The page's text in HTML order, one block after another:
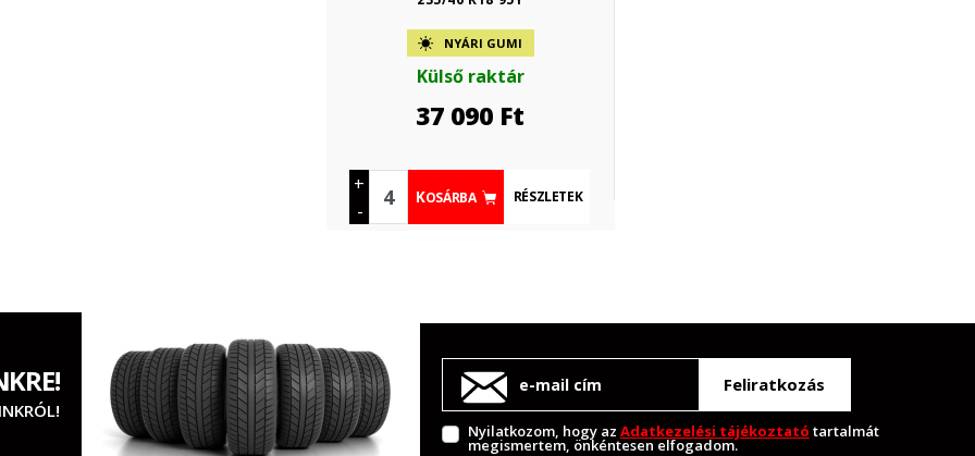
NYÁRI GUMI
Külső raktár
37 090 Ft
+
-
KOSÁRBA RÉSZLETEK
Feliratkozás
Nyilatkozom, hogy az Adatkezelési tájékoztató tartalmát
megismertem, önkéntesen elfogadom.